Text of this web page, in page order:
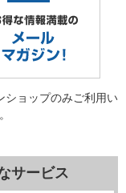
ショップのみご利用い
サービス